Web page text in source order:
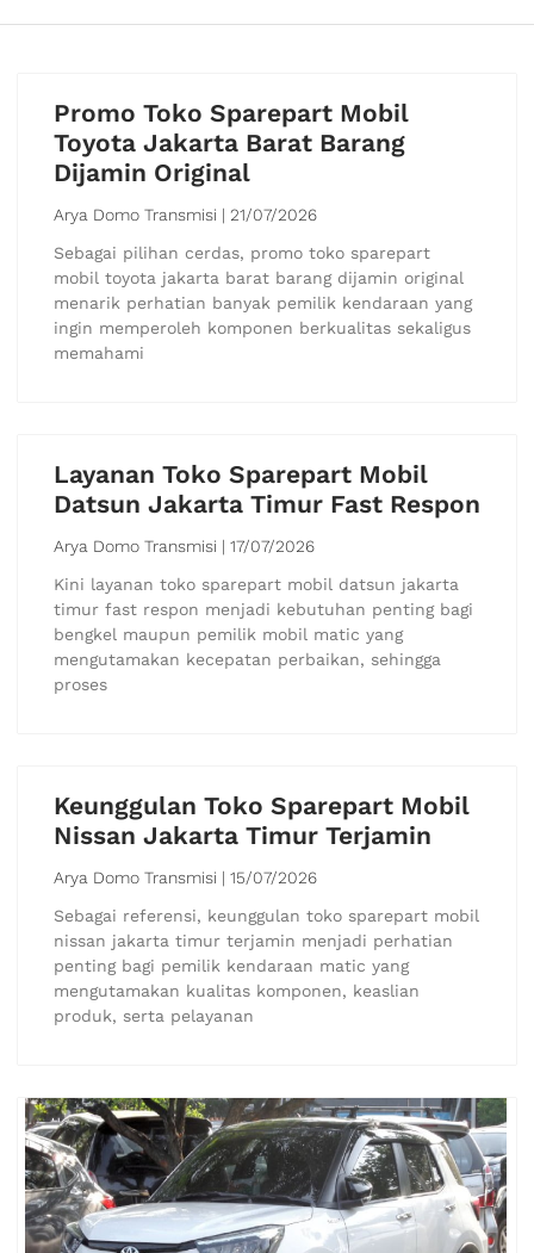
Promo Toko Sparepart Mobil
Toyota Jakarta Barat Barang
Dijamin Original
Arya Domo Transmisi
21/07/2026
Sebagai pilihan cerdas, promo toko sparepart
mobil toyota jakarta barat barang dijamin original
menarik perhatian banyak pemilik kendaraan yang
ingin memperoleh komponen berkualitas sekaligus
memahami
Layanan Toko Sparepart Mobil
Datsun Jakarta Timur Fast Respon
Arya Domo Transmisi
17/07/2026
Kini layanan toko sparepart mobil datsun jakarta
timur fast respon menjadi kebutuhan penting bagi
bengkel maupun pemilik mobil matic yang
mengutamakan kecepatan perbaikan, sehingga
proses
Keunggulan Toko Sparepart Mobil
Nissan Jakarta Timur Terjamin
Arya Domo Transmisi
15/07/2026
Sebagai referensi, keunggulan toko sparepart mobil
nissan jakarta timur terjamin menjadi perhatian
penting bagi pemilik kendaraan matic yang
mengutamakan kualitas komponen, keaslian
produk, serta pelayanan